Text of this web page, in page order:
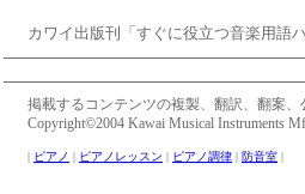
カワイ出版刊「すぐに役立つ音楽用語
掲載するコンテンツの複製、翻訳、翻案
Copyright©2004 Kawai Musical Instruments
| ピアノ | ピアノレッスン | ピアノ調律 | 防音室 |